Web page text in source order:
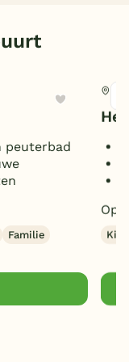
peuterbad
Familie
Op